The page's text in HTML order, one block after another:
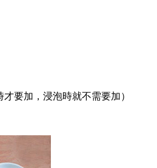
要加，浸泡時就不需要加）